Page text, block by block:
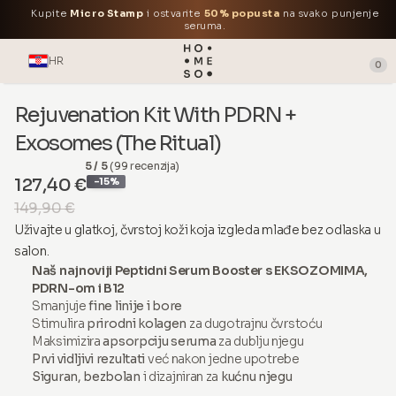
Kupite Micro Stamp i ostvarite 50% popusta na svako punjenje
seruma.
HR 0
Rejuvenation Kit With PDRN +
Exosomes (The Ritual)
5 / 5(99 recenzija)
149,90 €
127,40 € -15%
Uživajte u glatkoj, čvrstoj koži koja izgleda mlađe bez odlaska u
salon.
Naš najnoviji Peptidni Serum Booster s EKSOZOMIMA,
PDRN-om i B12
Smanjujefine linije i bore
Stimulira prirodni kolagen za dugotrajnu čvrstoću
Maksimiziraapsorpciju seruma za dublju njegu
Prvi vidljivi rezultativeć nakon jedne upotrebe
Siguran, bezbolan i dizajniran za kućnu njegu